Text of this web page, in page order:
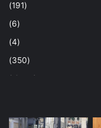
(191)
(6)
(4)
(350)
(1٬039)
(3)